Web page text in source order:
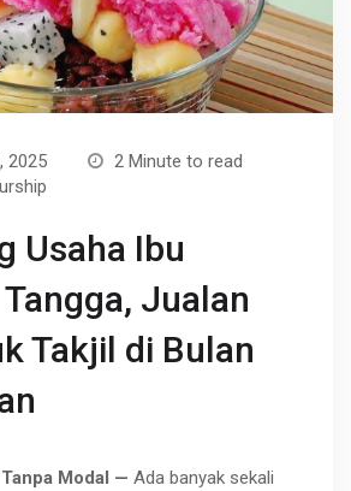
2025
2 Minute to read
Usaha Ibu
Jualan
Takjil di Bulan
Modal — Ada banyak sekali